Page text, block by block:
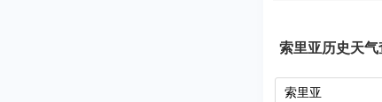
索里亚历史天气